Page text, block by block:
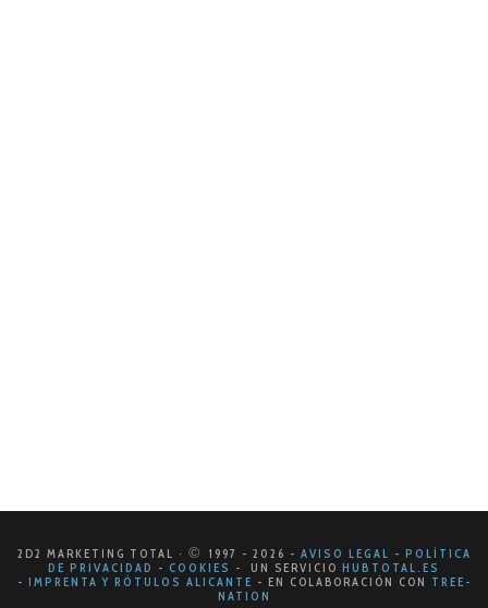
2D2 MARKETING TOTAL · © 1997 - 2026 - AVISO LEGAL - POLÍTICA
DE PRIVACIDAD - COOKIES - UN SERVICIO HUBTOTAL.ES
- IMPRENTA Y RÓTULOS ALICANTE - EN COLABORACIÓN CON TREE-
NATION